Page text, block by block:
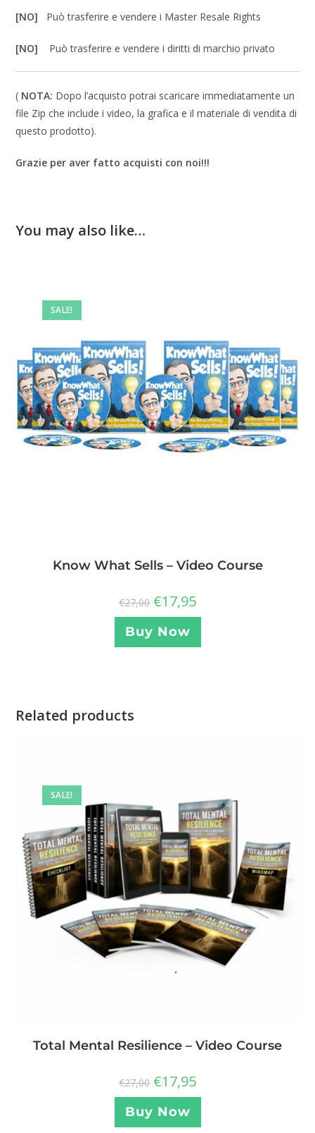
[NO] Può trasferire e vendere i Master Resale Rights
[NO] Può trasferire e vendere i diritti di marchio privato
( NOTA: Dopo l’acquisto potrai scaricare immediatamente un
file Zip che include i video, la grafica e il materiale di vendita di
questo prodotto).
Grazie per aver fatto acquisti con noi!!!
You may also like…
SALE!
Know What Sells – Video Course
€27,00 €17,95
Buy Now
Related products
SALE!
Total Mental Resilience – Video Course
€27,00 €17,95
Buy Now